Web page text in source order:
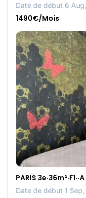
Date de début 6
1490€/Mois
PARIS
Date de début 1